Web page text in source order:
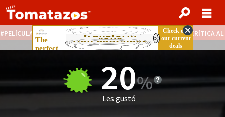
PELÍCULAS STREAMING GRATIS NOTICIAS DESTACADAS CRÍTICA
20
Les gustó